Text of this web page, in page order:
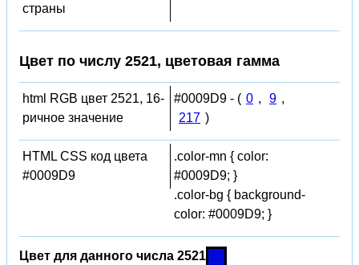
страны
Цвет по числу 2521, цветовая гамма
html RGB цвет 2521, 16-
ричное значение
#0009D9 - ( 0 , 9 ,
217 )
HTML CSS код цвета
#0009D9
.color-mn { color:
#0009D9; }
.color-bg { background-
color: #0009D9; }
Цвет для данного числа 2521